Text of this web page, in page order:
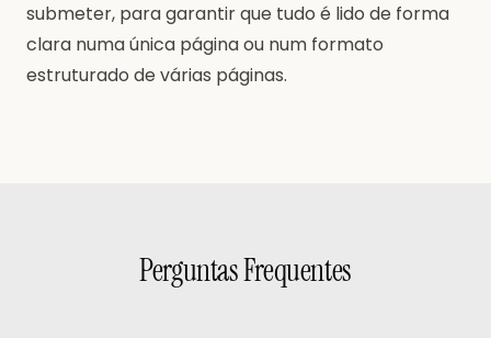
submeter, para garantir que tudo é lido de forma
clara numa única página ou num formato
estruturado de várias páginas.
Perguntas Frequentes